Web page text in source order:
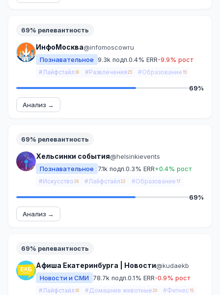
69% релевантность
ИнфоМосква@infomoscowru
Познавательное 9.3k подп.0.4% ERR-9.9% рост
#Лайфстайл 30 #Развлечения 25 #Образование 15
69%
Анализ →
69% релевантность
Хельсинки события@helsinkievents
Познавательное
7.1k подп.0.3% ERR+0.4% рост
#Искусство 28 #Лайфстайл 22 #Образование 17
69%
Анализ →
69% релевантность
Афиша Екатеринбурга | Новости@kudaekb
Новости и СМИ
78.7k подп.0.1% ERR-0.9% рост
#Лайфстайл 30 #Домашние животные 20 #Фитнес 15